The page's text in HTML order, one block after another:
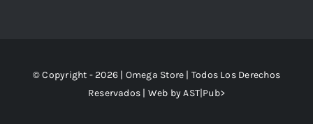
© Copyright - 2026 | Omega Store | Todos Los Derechos
Reservados | Web byAST|Pub>